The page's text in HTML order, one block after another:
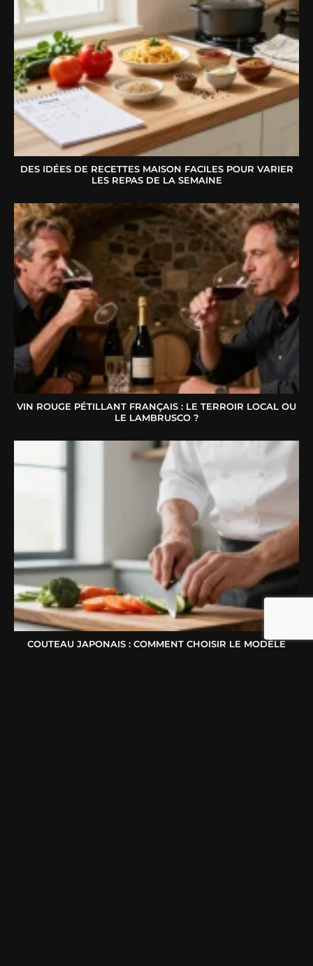
DES IDÉES DE RECETTES MAISON FACILES POUR VARIER
LES REPAS DE LA SEMAINE
VIN ROUGE PÉTILLANT FRANÇAIS : LE TERROIR LOCAL OU
LE LAMBRUSCO ?
COUTEAU JAPONAIS : COMMENT CHOISIR LE MODÈLE